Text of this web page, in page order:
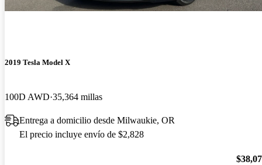
2019 Tesla Model X
100D AWD 35,364 millas
Entrega a domicilio desde Milwaukie, OR
El precio incluye envío de $2,828